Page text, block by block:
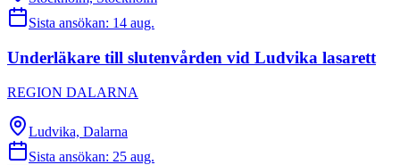
Sista ansökan: 14 aug.
Underläkare till slutenvården vid Ludvika lasarett
REGION DALARNA
Ludvika, Dalarna
Sista ansökan: 25 aug.